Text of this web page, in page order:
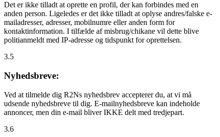
Det er ikke tilladt at oprette en profil, der kan forbindes med en
anden person. Ligeledes er det ikke tilladt at oplyse andres/falske e-
mailadresser, adresser, mobilnumre eller anden form for
kontaktinformation. I tilfælde af misbrug/chikane vil dette blive
politianmeldt med IP-adresse og tidspunkt for oprettelsen.
3.5
Nyhedsbreve:
Ved at tilmelde dig R2Ns nyhedsbrev accepterer du, at vi må
udsende nyhedsbreve til dig. E-mailnyhedsbreve kan indeholde
annoncer, men din e-mail bliver IKKE delt med tredjepart.
3.6